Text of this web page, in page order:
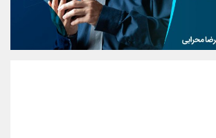
09304891085
شروع گفتگو
@Armteam_admin_103